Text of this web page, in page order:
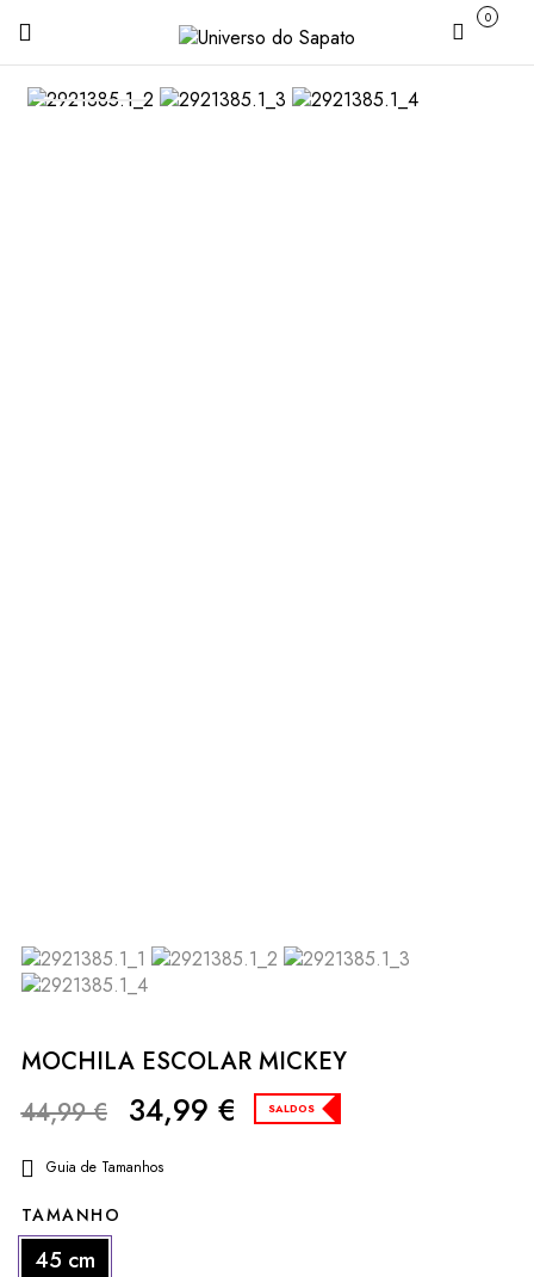
Carrinho
0
MOCHILA ESCOLAR MICKEY
44,99€ 34,99 € SALDOS
Guia de Tamanhos
TAMANHO
45 cm